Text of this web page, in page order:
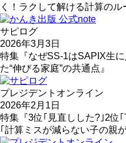
く！ラクして解ける計算のル
サピログ
2026年3月3日
特集『なぜSS-1はSAPIX生
た“伸びる家庭”の共通点』
プレジデントオンライン
2026年2月1日
特集『3位｢見直しした?｣2位
｢計算ミスが減らない子の親